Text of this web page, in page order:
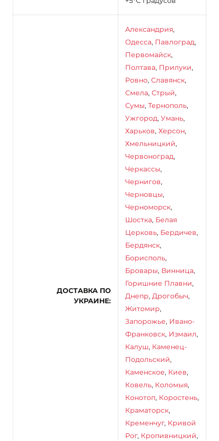
ДОСТАВКА ПО
УКРАИНЕ
Александрия,
Одесса, Павлоград,
Первомайск,
Полтава, Прилуки,
Ровно, Славянск,
Смела, Стрый,
Сумы, Тернополь,
Ужгород, Умань,
Харьков, Херсон,
Хмельницкий,
Червоноград,
Черкассы,
Чернигов,
Черновцы,
Черноморск,
Шостка, Белая
Церковь, Бердичев,
Бердянск,
Борисполь,
Бровары, Винница,
Горишние Плавни,
Днепр, Дрогобыч,
Житомир,
Запорожье, Ивано-
Франковск, Измаил,
Калуш, Каменец-
Подольский,
Каменское, Киев,
Ковель, Коломыя,
Конотоп, Коростень,
Краматорск,
Кременчуг, Кривой
Рог, Кропивницкий,